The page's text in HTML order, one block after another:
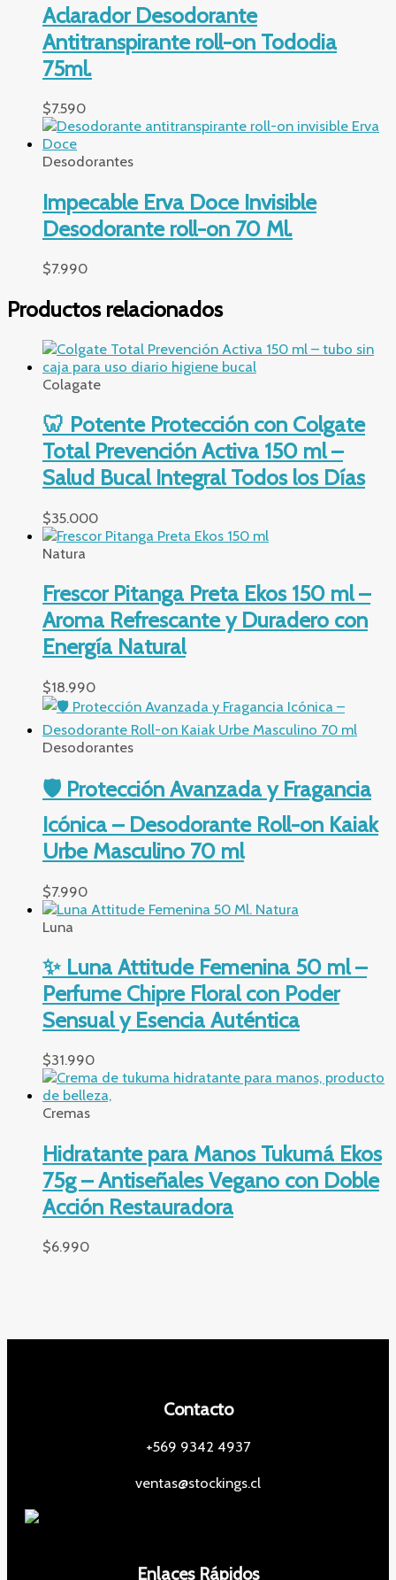
Aclarador Desodorante
Antitranspirante roll-on Tododia
75ml.
$7.590
Desodorantes
Impecable Erva Doce Invisible
Desodorante roll-on 70 Ml.
$7.990
Productos relacionados
Colagate
🦷 Potente Protección con Colgate
Total Prevención Activa 150 ml –
Salud Bucal Integral Todos los Días
$35.000
Natura
Frescor Pitanga Preta Ekos 150 ml –
Aroma Refrescante y Duradero con
Energía Natural
$18.990
Desodorantes
🛡️ Protección Avanzada y Fragancia
Icónica – Desodorante Roll-on Kaiak
Urbe Masculino 70 ml
$7.990
Luna
✨ Luna Attitude Femenina 50 ml –
Perfume Chipre Floral con Poder
Sensual y Esencia Auténtica
$31.990
Cremas
Hidratante para Manos Tukumá Ekos
75g – Antiseñales Vegano con Doble
Acción Restauradora
$6.990
Contacto
+569 9342 4937
ventas@stockings.cl
Enlaces Rápidos